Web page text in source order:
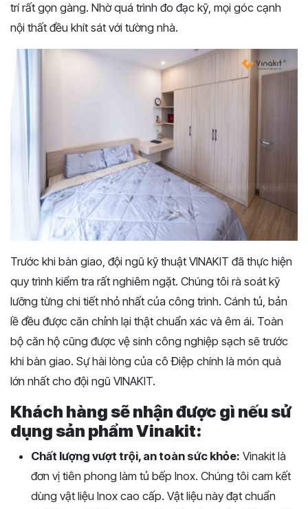
trí rất gọn gàng. Nhờ quá trình đo đạc kỹ, mọi góc cạnh
nội thất đều khít sát với tường nhà.
Trước khi bàn giao, đội ngũ kỹ thuật VINAKIT đã thực hiện
quy trình kiểm tra rất nghiêm ngặt. Chúng tôi rà soát kỹ
lưỡng từng chi tiết nhỏ nhất của công trình. Cánh tủ, bản
lề đều được căn chỉnh lại thật chuẩn xác và êm ái. Toàn
bộ căn hộ cũng được vệ sinh công nghiệp sạch sẽ trước
khi bàn giao. Sự hài lòng của cô Điệp chính là món quà
lớn nhất cho đội ngũ VINAKIT.
Khách hàng sẽ nhận được gì nếu sử
dụng sản phẩm Vinakit:
Chất lượng vượt trội, an toàn sức khỏe: Vinakit là
đơn vị tiên phong làm tủ bếp Inox. Chúng tôi cam kết
dùng vật liệu Inox cao cấp. Vật liệu này đạt chuẩn